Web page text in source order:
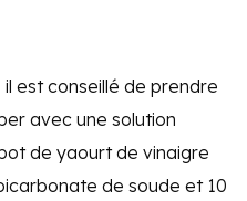
est conseillé de prendre
avec une solution
de yaourt de vinaigre
de soude et 10